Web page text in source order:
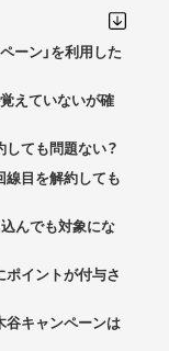
ーン」を利用した
えていないが確
ても問題ない？
線目を解約しても
んでも対象にな
ポイントが付与さ
谷キャンペーンは